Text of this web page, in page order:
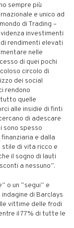
sempre più
e unico ad
di Trading –
investimenti
rendimenti elevati
nelle
di quei pochi
circolo di
dei social
rendono
quelle
alle insidie di finti
di adescare
sono spesso
e dalla
stile di vita ricco e
il sogno di lauti
a nessuno”.
o un “segui” e
di Barclays
vittime delle frodi
il 77% di tutte le